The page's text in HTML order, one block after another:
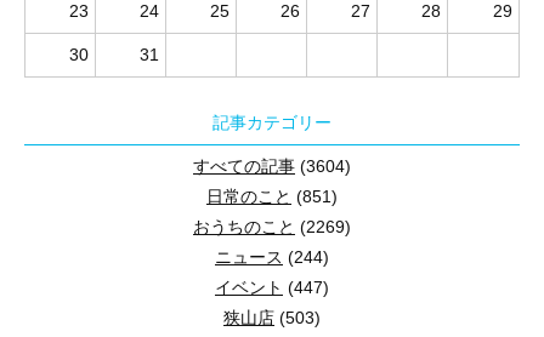
23 24 25 26 27 28 29
30 31
記事カテゴリー
すべての記事 (3604)
日常のこと (851)
おうちのこと (2269)
ニュース (244)
イベント (447)
狭山店 (503)